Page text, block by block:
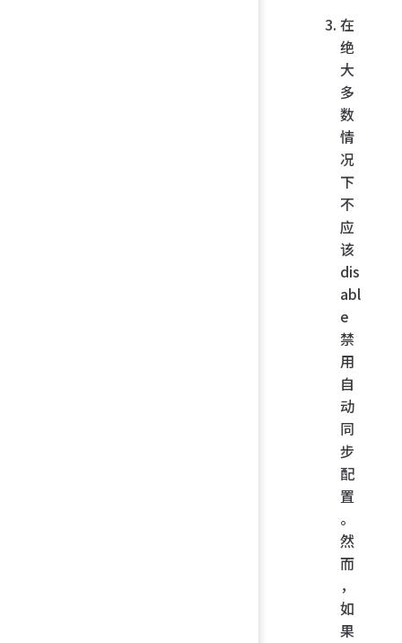
在
绝
大
多
数
情
况
下
不
应
该
dis
abl
e
禁
用
自
动
同
步
配
置
。
然
而
，
如
果